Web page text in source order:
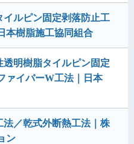
ルピン固定剥落防止工
樹脂施工協同組合
明樹脂タイルピン固定
イバーW工法｜日本
／乾式外断熱工法｜株
ン